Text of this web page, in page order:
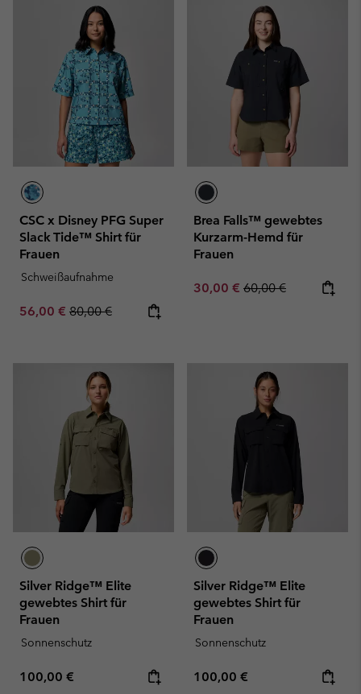
CSC x Disney PFG Super
Slack Tide™ Shirt für
Frauen
Schweißaufnahme
Sale price:
56,00 € Regular price:
80,00 €
Brea Falls™ gewebtes
Kurzarm-Hemd für
Frauen
Sale price:
30,00 € Regular price:
60,00 €
Silver Ridge™ Elite
gewebtes Shirt für
Frauen
Sonnenschutz
Regular price:
100,00 €
Silver Ridge™ Elite
gewebtes Shirt für
Frauen
Sonnenschutz
Regular price:
100,00 €